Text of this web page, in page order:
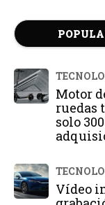
Motor
ruedas
solo
Vídeo